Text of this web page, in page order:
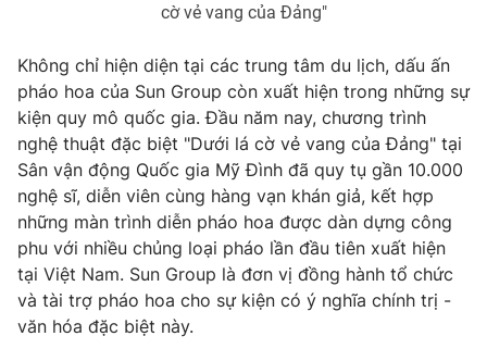
cờ vẻ vang của Đảng"
Không chỉ hiện diện tại các trung tâm du lịch, dấu ấn
pháo hoa của Sun Group còn xuất hiện trong những sự
kiện quy mô quốc gia. Đầu năm nay, chương trình
nghệ thuật đặc biệt "Dưới lá cờ vẻ vang của Đảng" tại
Sân vận động Quốc gia Mỹ Đình đã quy tụ gần 10.000
nghệ sĩ, diễn viên cùng hàng vạn khán giả, kết hợp
những màn trình diễn pháo hoa được dàn dựng công
phu với nhiều chủng loại pháo lần đầu tiên xuất hiện
tại Việt Nam. Sun Group là đơn vị đồng hành tổ chức
và tài trợ pháo hoa cho sự kiện có ý nghĩa chính trị -
văn hóa đặc biệt này.